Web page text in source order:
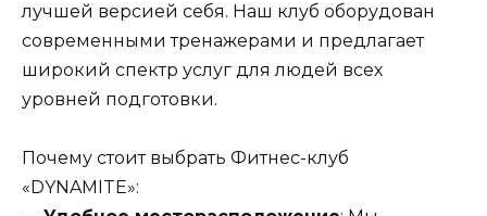
лучшей версией себя. Наш клуб оборудован
современными тренажерами и предлагает
широкий спектр услуг для людей всех
уровней подготовки.
Почему стоит выбрать Фитнес-клуб
«DYNAMITE»: